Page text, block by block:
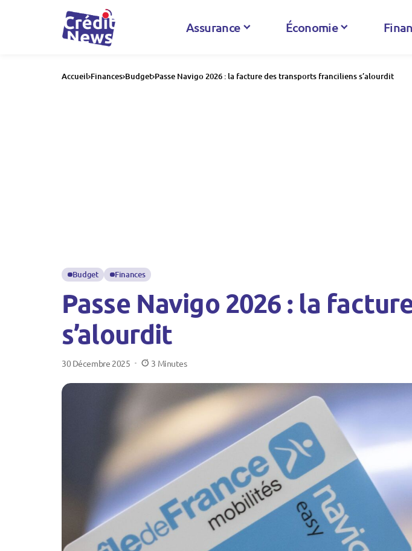
Assurance Économie
Accueil Finances Budget Passe Navigo 2026 : la facture des transports franciliens s’alourdit
Budget Finances
Passe Navigo 2026 : la
s’alourdit
30 Décembre 2025 3 Minutes